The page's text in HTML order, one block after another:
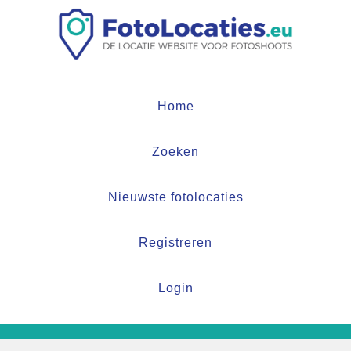
Home
Zoeken
Nieuwste fotolocaties
Registreren
Login